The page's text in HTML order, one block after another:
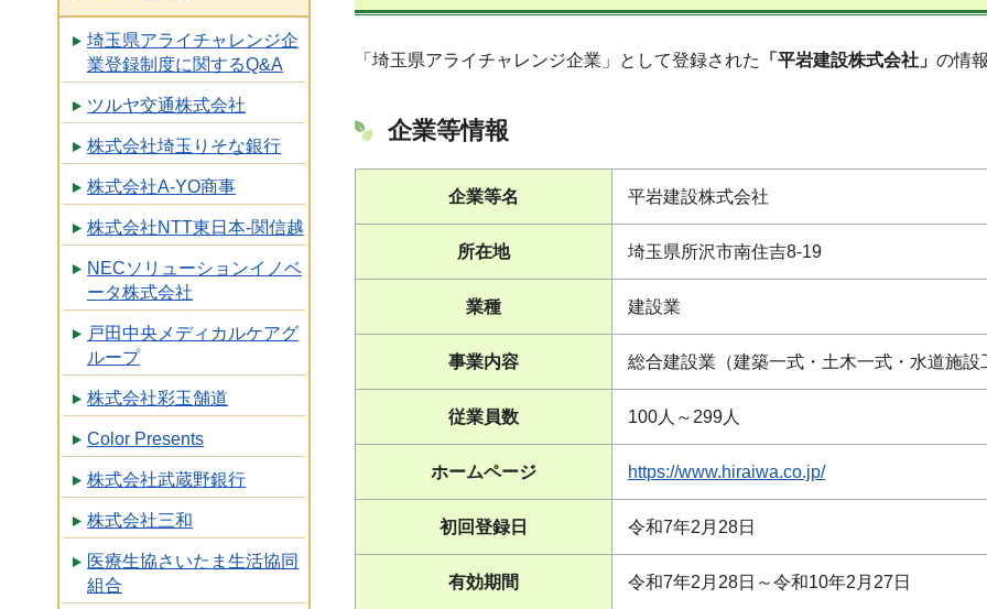
埼玉県アライチャレンジ企
業登録制度に関するQ&A
ツルヤ交通株式会社
株式会社埼玉りそな銀行
株式会社A-YO商事
株式会社NTT東日本-関信越
NECソリューションイノベ
ータ株式会社
戸田中央メディカルケアグ
ループ
株式会社彩玉舗道
Color Presents
株式会社武蔵野銀行
株式会社三和
医療生協さいたま生活協同
組合
「埼玉県アライチャレンジ企業」として登録された 「平岩建設株式会社」 の情
企業等情報
企業等名 平岩建設株式会社
所在地 埼玉県所沢市南住吉8-19
業種 建設業
事業内容 総合建設業（建築一式・土木一式・水道施設
従業員数 100人～299人
ホームページ https://www.hiraiwa.co.jp/
初回登録日 令和7年2月28日
有効期間 令和7年2月28日～令和10年2月27日